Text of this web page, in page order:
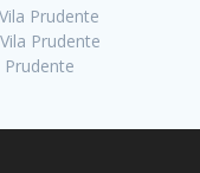
Prudente
Prudente